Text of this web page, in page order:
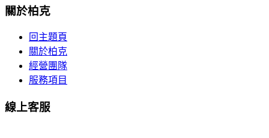
關於柏克
回主題頁
關於柏克
經營團隊
服務項目
線上客服